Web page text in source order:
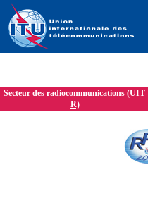
Secteur des radiocommunications (UIT-
R)